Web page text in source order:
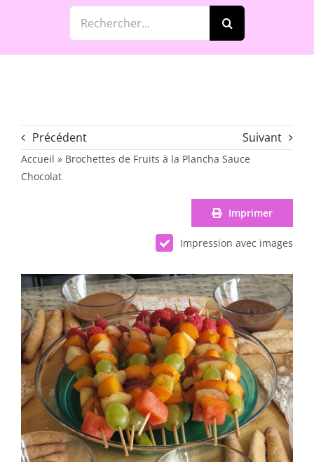
Rechercher:
Précédent Suivant
Accueil » Brochettes de Fruits à la Plancha Sauce
Chocolat
Imprimer
Impression avec images